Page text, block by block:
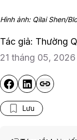
Hình ảnh: Qilai Shen/
Tác giả: Thường
21 tháng 05,
Lưu